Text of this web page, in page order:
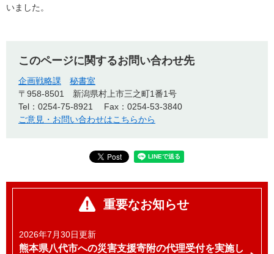
いました。
このページに関するお問い合わせ先
企画戦略課
秘書室
〒958-8501
新潟県村上市三之町1番1号
Tel：0254-75-8921
Fax：0254-53-3840
ご意見・お問い合わせはこちらから
重要なお知らせ
2026年7月30日更新
熊本県八代市への災害支援寄附の代理受付を実施し